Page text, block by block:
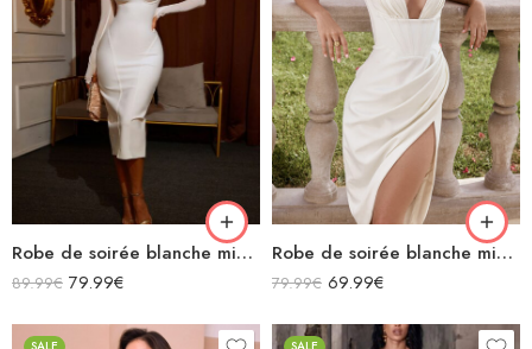
Robe de soirée blanche midi moulante ajourée manches longues découpe dans le dos sexy
89.99€ 79.99€
Robe de soirée blanche midi moulante en satin décolleté sans manches fendue drapée
79.99€ 69.99€